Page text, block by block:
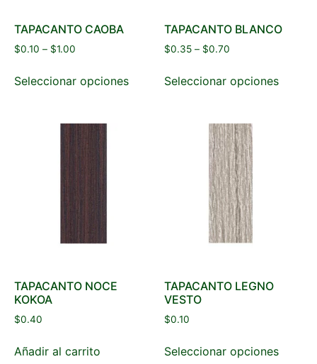
TAPACANTO CAOBA
$0.10 – $1.00
Seleccionar opciones
TAPACANTO BLANCO
$0.35 – $0.70
Seleccionar opciones
TAPACANTO NOCE
KOKOA
$0.40
Añadir al carrito
TAPACANTO LEGNO
VESTO
$0.10
Seleccionar opciones